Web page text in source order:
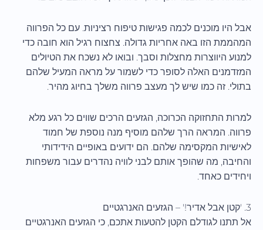
אבל היו מוכנים לכמה פגישות טיפוח רציניות. עם כל הפרווה
המהממת הזו באה אחריות גדולה. צחצוח רגיל הוא חובה כדי
למנוע היווצרות מחצלות וסבך. ובואו לא נשכח את הטיולים
המזדמנים האלה לסופר כדי לשמור על מראה המעיל שלהם
בתולי. זה כמו שיש לך מעצב פרווה משלך בחיוג מהיר.
למרות התחזוקה הכרוכה, הגזעים הרכים שווים כל רגע מלא
פרווה. המראה הרך שלהם מוסיף מנה נוספת של חמוד
לאישיות המקסימה שלהם. הם ידועים באופיים הידידותי
והחיבה, מה שהופך אותם לבני לוויה נהדרים עבור משפחות
ויחידים כאחד.
3. 'קטן אבל אדיר!' – הגזעים האנרגטיים
אל תתנו לגודלם הקטן להטעות אתכם, כי הגזעים האנרגטיים